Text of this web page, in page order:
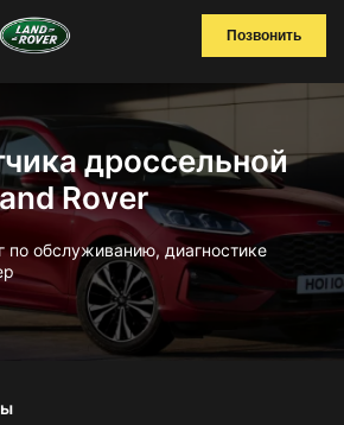
Позвонить
дроссельной
Rover
по обслуживанию, диагностике